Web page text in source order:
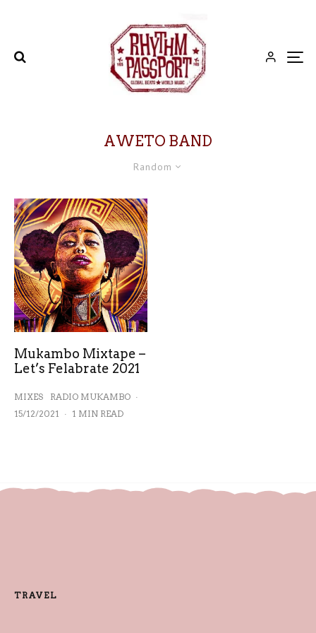
AWETO BAND
Random
Mukambo Mixtape –
Let’s Felabrate 2021
MIXES RADIO MUKAMBO ·
15/12/2021 · 1 MIN READ
TRAVEL